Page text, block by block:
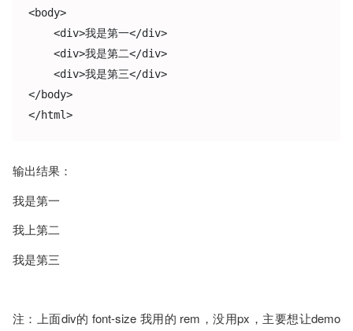
<body>
<div>我是第一</div>
<div>我是第二</div>
<div>我是第三</div>
</body>
</html>
输出结果：
我是第一
我上第二
我是第三
注：上面div的 font-size 我用的 rem，没用px，主要想让demo